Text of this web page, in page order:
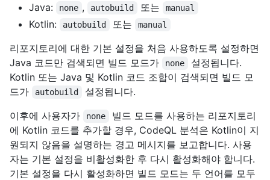
Java:
none , autobuild 또는 manual
Kotlin: autobuild 또는 manual
리포지토리에 대한 기본 설정을 처음 사용하도록 설정하면
Java 코드만 검색되면 빌드 모드가
none
설정됩니다.
Kotlin 또는 Java 및 Kotlin 코드 조합이 검색되면 빌드 모
드가
autobuild
설정됩니다.
이후에 사용자가
none
빌드 모드를 사용하는 리포지토리
에 Kotlin 코드를 추가할 경우, CodeQL 분석은 Kotlin이 지
원되지 않음을 설명하는 경고 메시지를 보고합니다. 사용
자는 기본 설정을 비활성화한 후 다시 활성화해야 합니다.
기본 설정을 다시 활성화하면 빌드 모드는 두 언어를 모두